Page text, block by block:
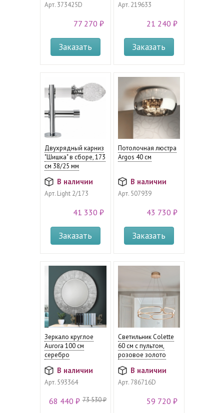
Арт.373425D
77 270 ₽
Заказать
Арт.219633
21 240 ₽
Заказать
Двухрядный карниз
"Шишка" в сборе, 173
см 38/25 мм
В наличии
Арт.Light 2/173
41 330 ₽
Заказать
Потолочная люстра
Argos 40 см
В наличии
Арт.507939
43 730 ₽
Заказать
Зеркало круглое
Aurora 100 см
серебро
В наличии
Арт.593364
73 530 ₽
68 440 ₽
Светильник Colette
60 см с пультом,
розовое золото
В наличии
Арт.786716D
59 720 ₽